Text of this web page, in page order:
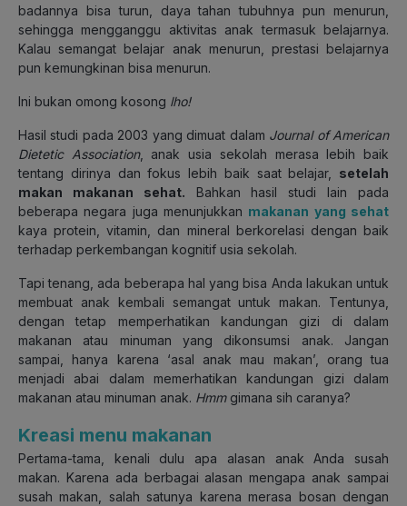
badannya bisa turun, daya tahan tubuhnya pun menurun,
sehingga mengganggu aktivitas anak termasuk belajarnya.
Kalau semangat belajar anak menurun, prestasi belajarnya
pun kemungkinan bisa menurun.
Ini bukan omong kosong lho!
Hasil studi pada 2003 yang dimuat dalam Journal of American
Dietetic Association, anak usia sekolah merasa lebih baik
tentang dirinya dan fokus lebih baik saat belajar, setelah
makan makanan sehat. Bahkan hasil studi lain pada
beberapa negara juga menunjukkan makanan yang sehat
kaya protein, vitamin, dan mineral berkorelasi dengan baik
terhadap perkembangan kognitif usia sekolah.
Tapi tenang, ada beberapa hal yang bisa Anda lakukan untuk
membuat anak kembali semangat untuk makan. Tentunya,
dengan tetap memperhatikan kandungan gizi di dalam
makanan atau minuman yang dikonsumsi anak. Jangan
sampai, hanya karena ‘asal anak mau makan’, orang tua
menjadi abai dalam memerhatikan kandungan gizi dalam
makanan atau minuman anak. Hmm gimana sih caranya?
Kreasi menu makanan
Pertama-tama, kenali dulu apa alasan anak Anda susah
makan. Karena ada berbagai alasan mengapa anak sampai
susah makan, salah satunya karena merasa bosan dengan